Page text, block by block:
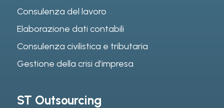
Consulenza del lavoro
Elaborazione dati contabili
Consulenza civilistica e tributaria
Gestione della crisi d’impresa
ST Outsourcing